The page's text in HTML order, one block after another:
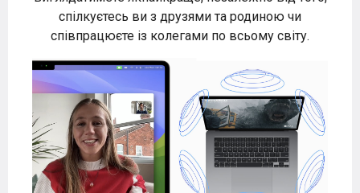
спілкуєтесь ви з друзями та родиною чи
співпрацюєте із колегами по всьому світу.